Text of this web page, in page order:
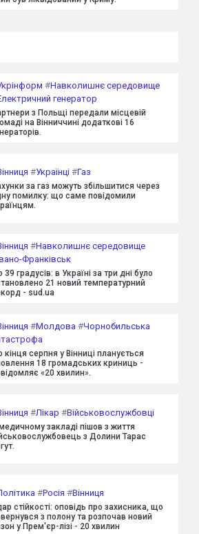
#Навколишнє середовище
генератор
з Польщі передали місцевій
на Вінниччині додаткові 16
#Українці #Газ
за газ можуть збільшитися через
помилку: що саме повідомили
#Навколишнє середовище
Франківськ
39 градусів: в Україні за три дні було
21 новий температурний
- sud.ua
#Молдова #Чорнобильська
кінця серпня у Вінниці планується
18 громадських криниць -
«20 хвилин».
#Лікар #Військовослужбовці
закладі пішов з життя
з Долини Тарас
#Росія #Вінниця
стійкості: оповідь про захисника, що
з полону та розпочав новий
у Прем'єр-лізі - 20 хвилин